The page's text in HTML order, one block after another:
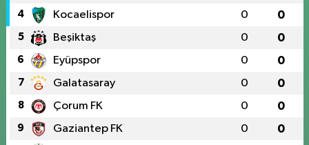
4 Kocaelispor 0 0
5 Beşiktaş 0 0
6 Eyüpspor 0 0
7 Galatasaray 0 0
8 Çorum FK 0 0
9 Gaziantep FK 0 0